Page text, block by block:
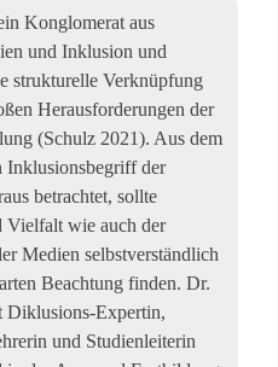
Konglomerat aus
und Inklusion und
strukturelle Verknüpfung
Herausforderungen der
(Schulz 2021). Aus dem
Inklusionsbegriff der
betrachtet, sollte
Vielfalt wie auch der
Medien selbstverständlich
Beachtung finden. Dr.
Diklusions-Expertin,
und Studienleiterin